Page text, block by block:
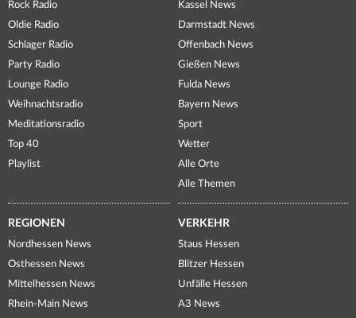
Rock Radio
Oldie Radio
Schlager Radio
Party Radio
Lounge Radio
Weihnachtsradio
Meditationsradio
Top 40
Playlist
Kassel News
Darmstadt News
Offenbach News
Gießen News
Fulda News
Bayern News
Sport
Wetter
Alle Orte
Alle Themen
REGIONEN
Nordhessen News
Osthessen News
Mittelhessen News
Rhein-Main News
VERKEHR
Staus Hessen
Blitzer Hessen
Unfälle Hessen
A3 News